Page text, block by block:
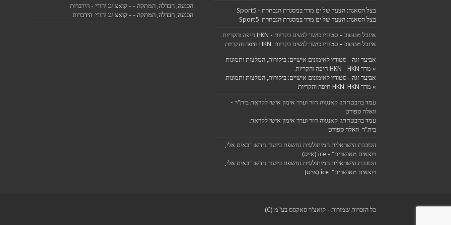
בצל הסאגה: הצעד של ים מדר במסגרת הנבחרת - Sport5
בצל הסאגה: הצעד של ים מדר במסגרת הנבחרת Sport5
איזבל מטטוב – סטודיו כושר לנשים בקריות - HKN חיפה והקריות
איזבל מטטוב – סטודיו כושר לנשים בקריות HKN חיפה והקריות
אביעד זגה - סטודיו לאימונים אישיים: ביקורות, המלצות ותמונות
» מדד HKN - HKN חיפה והקריות
אביעד זגה - סטודיו לאימונים אישיים: ביקורות, המלצות ותמונות
» מדד HKN HKN חיפה והקריות
עמד בהבטחתו: קאנגווה חזר וערך אימון אישי לקראת בית"ר -
וואלה ספורט
עמד בהבטחתו: קאנגווה חזר וערך אימון אישי לקראת
בית"ר וואלה ספורט
הכוכבת הישראלית המיתולוגית נחשפת בייעוד חדש: "באים אלי,
ויוצאים מאושרים" - ice (אייס)
הכוכבת הישראלית המיתולוגית נחשפת בייעוד חדש: "באים אלי,
ויוצאים מאושרים" ice (אייס)
הכנעה, הבדלה, המתקה - - קואצ'ינג יהודי - הידברות
הכנעה, הבדלה, המתקה - - קואצ'ינג יהודי הידברות
כל הזכויות שמורות - קואצ'ר סאקסס בע"מ (C)